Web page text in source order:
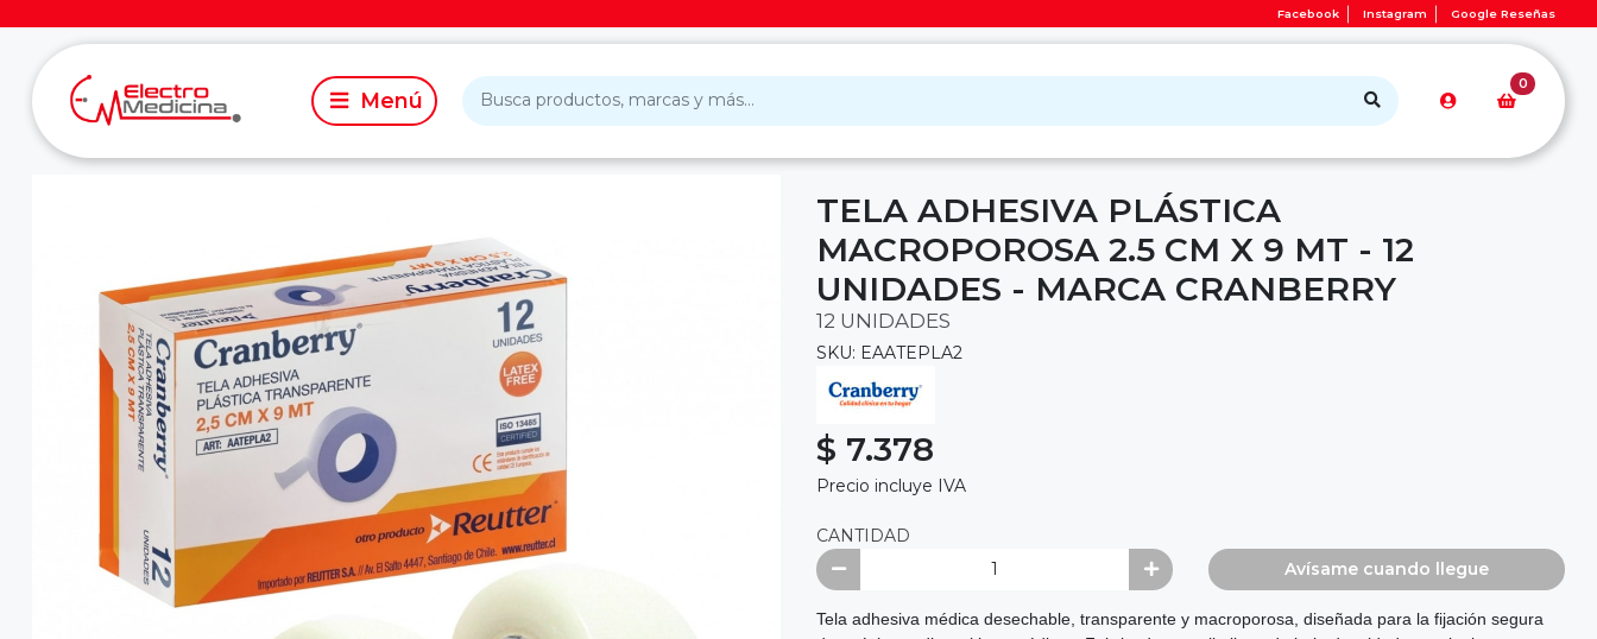
Facebook Instagram Google Reseñas
0
TELA ADHESIVA PLÁSTICA
MACROPOROSA 2.5 CM X 9 MT - 12
UNIDADES - MARCA CRANBERRY
12 UNIDADES
SKU: EAATEPLA2
$ 7.378
Precio incluye IVA
CANTIDAD
Avísame cuando llegue
Tela adhesiva médica desechable, transparente y macroporosa, diseñada para la fijación segura